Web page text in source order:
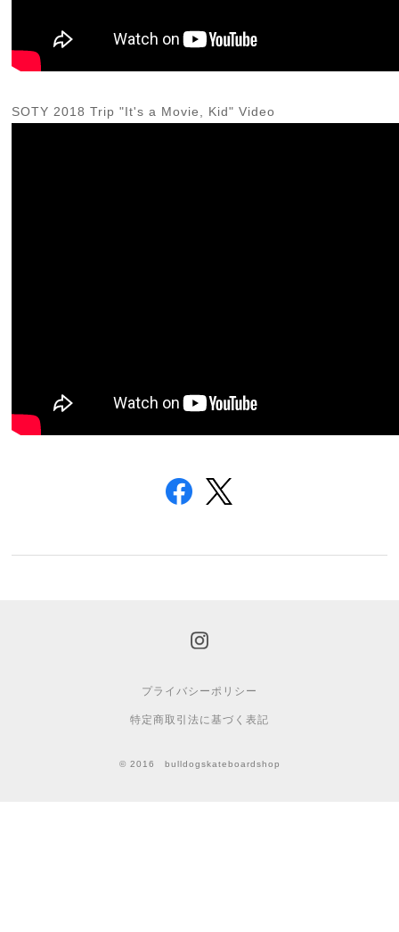
SOTY 2018 Trip "It's a Movie, Kid" Video
プライバシーポリシー
特定商取引法に基づく表記
© 2016 bulldogskateboardshop